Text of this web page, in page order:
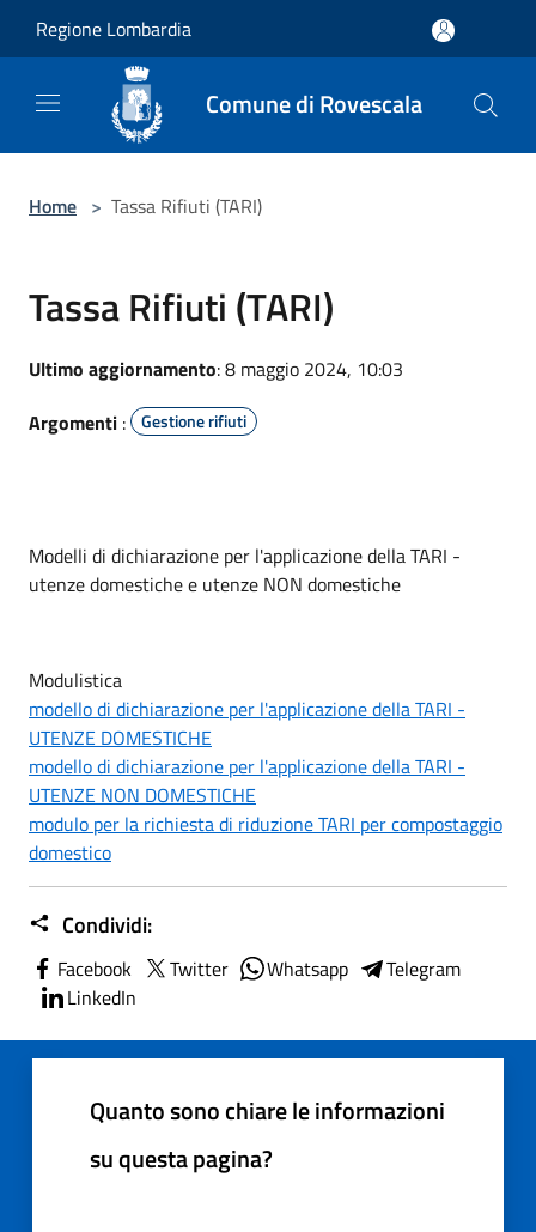
Regione Lombardia
Comune di Rovescala
Home > Tassa Rifiuti (TARI)
Tassa Rifiuti (TARI)
Ultimo aggiornamento: 8 maggio 2024, 10:03
Argomenti : Gestione rifiuti
Modelli di dichiarazione per l'applicazione della TARI -
utenze domestiche e utenze NON domestiche
Modulistica
modello di dichiarazione per l'applicazione della TARI -
UTENZE DOMESTICHE
modello di dichiarazione per l'applicazione della TARI -
UTENZE NON DOMESTICHE
modulo per la richiesta di riduzione TARI per compostaggio
domestico
Condividi:
Facebook Twitter Whatsapp
Telegram
LinkedIn
Quanto sono chiare le informazioni
su questa pagina?